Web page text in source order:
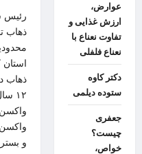
رئیس
ذهاب
ذهاب
۱۲
و
عوارض،
ارزش غذایی و
تفاوت نعناع با
نعناع فلفلی
دکتر کاوه
ستوده دیلمی
جعفری
چیست؟
خواص،